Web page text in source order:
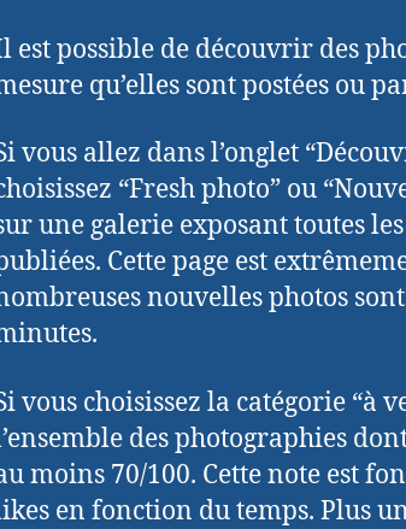
est possible de découvrir des
qu’elles sont postées ou
vous allez dans l’onglet
“Fresh photo” ou
une galerie exposant toutes
Cette page est
nouvelles photos
vous choisissez la catégorie “à
des photographies
moins 70/100. Cette note est
en fonction du temps. Plus